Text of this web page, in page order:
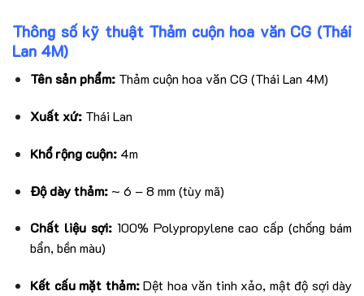
Thông số kỹ thuật Thảm cuộn hoa văn CG (Thái
Lan 4M)
Tên sản phẩm: Thảm cuộn hoa văn CG (Thái Lan 4M)
Xuất xứ: Thái Lan
Khổ rộng cuộn: 4m
Độ dày thảm: ~ 6 – 8 mm (tùy mã)
Chất liệu sợi:100% Polypropylene cao cấp (chống bám
bẩn, bền màu)
Kết cấu mặt thảm:Dệt hoa văn tinh xảo, mật độ sợi dày